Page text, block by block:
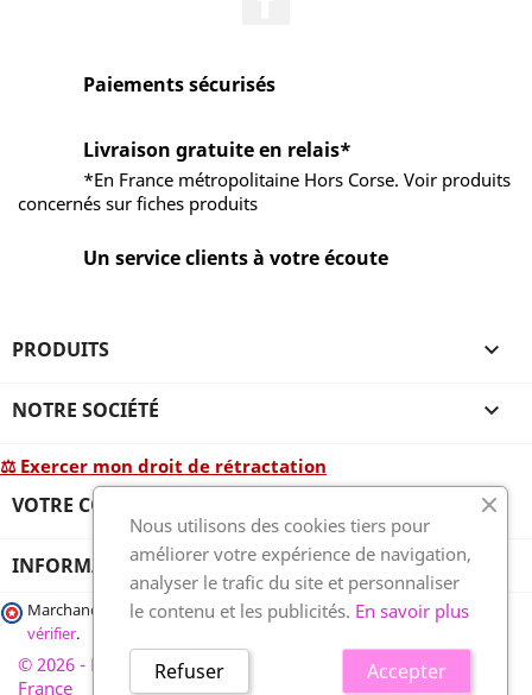
Paiements sécurisés
Livraison gratuite en relais*
*En France métropolitaine Hors Corse. Voir produits
concernés sur fiches produits
Un service clients à votre écoute
PRODUITS 
NOTRE SOCIÉTÉ 
⚖ Exercer mon droit de rétractation
VOTRE COMPTE 
INFORMATIONS
Marchand approuvé par la Société des Avis Garantis,cliquez ici pour
vérifier.
© 2026 - France-plaques-funéraires.fr, développé par Wess
France
Nous utilisons des cookies tiers pour
améliorer votre expérience de navigation,
analyser le trafic du site et personnaliser
le contenu et les publicités. En savoir plus
Accepter
Refuser